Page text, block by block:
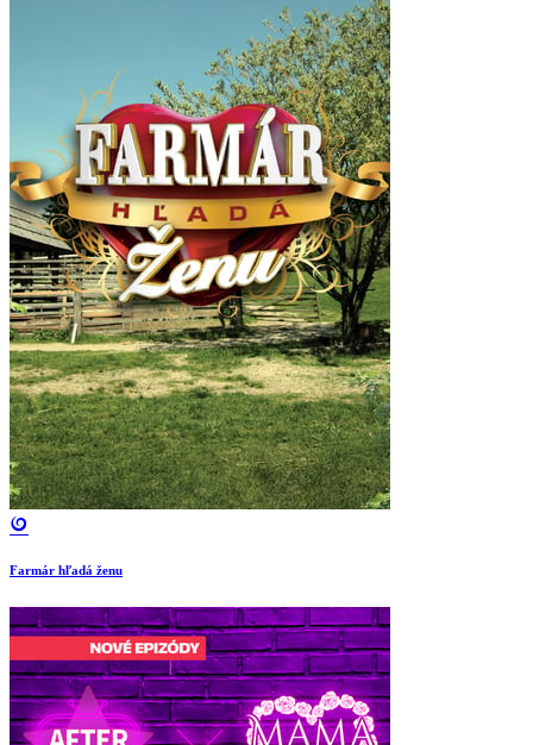
Farmár hľadá ženu